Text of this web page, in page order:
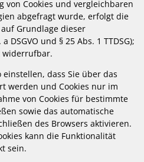
von Cookies und vergleichbaren
abgefragt wurde, erfolgt die
Grundlage dieser
DSGVO und § 25 Abs. 1 TTDSG);
widerrufbar.
dass Sie über das
werden und Cookies nur im
von Cookies für bestimmte
sowie das automatische
des Browsers aktivieren.
kann die Funktionalität
sein.